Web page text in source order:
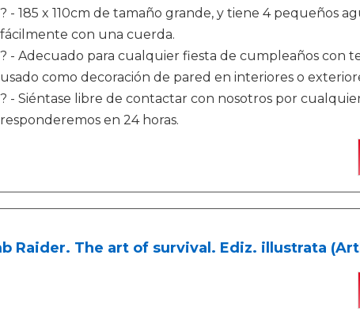
? - 185 x 110cm de tamaño grande, y tiene 4 pequeños
fácilmente con una cuerda.
? - Adecuado para cualquier fiesta de cumpleaños con
usado como decoración de pared en interiores o
? - Siéntase libre de contactar con nosotros por
responderemos en 24 horas.
Raider. The art of survival. Ediz. illustrata